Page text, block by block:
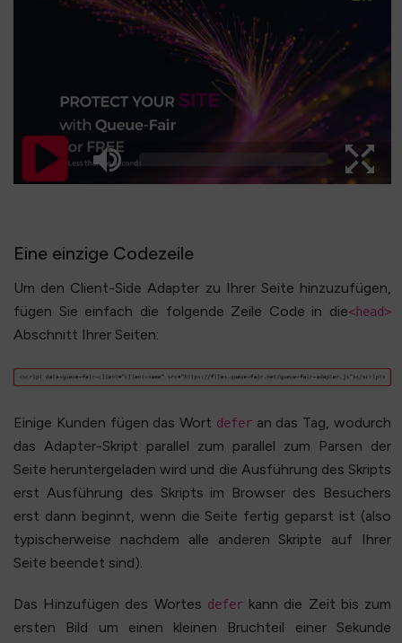
Eine einzige Codezeile
Um den Client-Side Adapter zu Ihrer Seite hinzuzufügen,
fügen Sie einfach die folgende Zeile Code in die<head>
Abschnitt Ihrer Seiten:
Einige Kunden fügen das Wort deferan das Tag, wodurch
das Adapter-Skript parallel zum parallel zum Parsen der
Seite heruntergeladen wird und die Ausführung des Skripts
erst Ausführung des Skripts im Browser des Besuchers
erst dann beginnt, wenn die Seite fertig geparst ist (also
typischerweise nachdem alle anderen Skripte auf Ihrer
Seite beendet sind).
Das Hinzufügen des Wortes deferkann die Zeit bis zum
ersten Bild um einen kleinen Bruchteil einer Sekunde